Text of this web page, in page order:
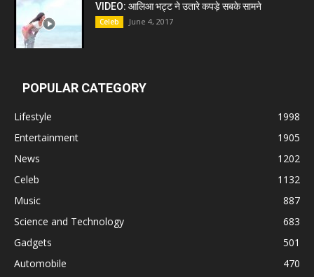
VIDEO: आलिआ भट्ट ने उतारे कपड़े सबके सामने
Celeb June 4, 2017
POPULAR CATEGORY
Lifestyle
1998
Entertainment
1905
News
1202
Celeb
1132
Music
887
Science and Technology
683
Gadgets
501
Automobile
470